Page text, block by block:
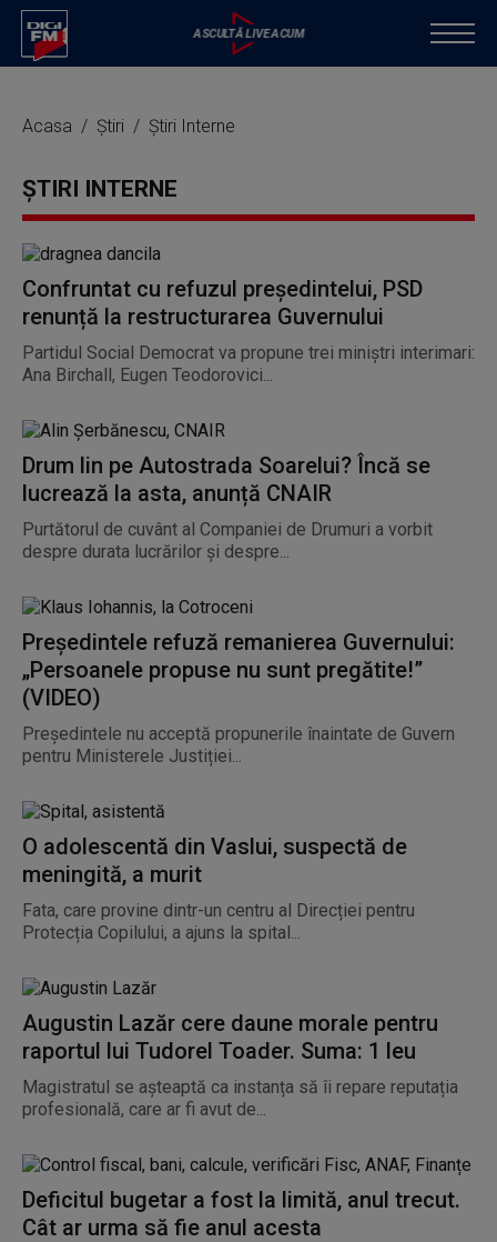
Acasa Știri Știri Interne
ȘTIRI INTERNE
Confruntat cu refuzul președintelui, PSD
renunță la restructurarea Guvernului
Partidul Social Democrat va propune trei miniștri interimari:
Ana Birchall, Eugen Teodorovici...
Drum lin pe Autostrada Soarelui? Încă se
lucrează la asta, anunță CNAIR
Purtătorul de cuvânt al Companiei de Drumuri a vorbit
despre durata lucrărilor și despre...
Președintele refuză remanierea Guvernului:
„Persoanele propuse nu sunt pregătite!”
(VIDEO)
Președintele nu acceptă propunerile înaintate de Guvern
pentru Ministerele Justiției...
O adolescentă din Vaslui, suspectă de
meningită, a murit
Fata, care provine dintr-un centru al Direcției pentru
Protecția Copilului, a ajuns la spital...
Augustin Lazăr cere daune morale pentru
raportul lui Tudorel Toader. Suma: 1 leu
Magistratul se așteaptă ca instanța să îi repare reputația
profesională, care ar fi avut de...
Deficitul bugetar a fost la limită, anul trecut.
Cât ar urma să fie anul acesta